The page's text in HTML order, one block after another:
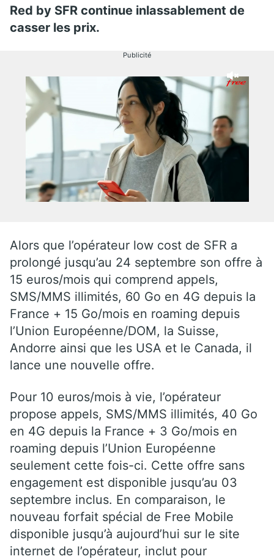
Red by SFR continue inlassablement de
casser les prix.
Publicité
Alors que l’opérateur low cost de SFR a
prolongé jusqu’au 24 septembre son offre à
15 euros/mois qui comprend appels,
SMS/MMS illimités, 60 Go en 4G depuis la
France + 15 Go/mois en roaming depuis
l’Union Européenne/DOM, la Suisse,
Andorre ainsi que les USA et le Canada, il
lance une nouvelle offre.
Pour 10 euros/mois à vie, l’opérateur
propose appels, SMS/MMS illimités, 40 Go
en 4G depuis la France + 3 Go/mois en
roaming depuis l’Union Européenne
seulement cette fois-ci. Cette offre sans
engagement est disponible jusqu’au 03
septembre inclus. En comparaison, le
nouveau forfait spécial de Free Mobile
disponible jusqu’à aujourd’hui sur le site
internet de l’opérateur, inclut pour